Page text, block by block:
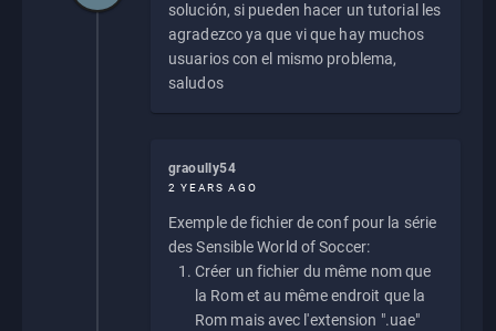
solución, si pueden hacer un tutorial les
agradezco ya que vi que hay muchos
usuarios con el mismo problema,
saludos
graoully54
2 YEARS AGO
Exemple de fichier de conf pour la série
des Sensible World of Soccer:
Créer un fichier du même nom que
la Rom et au même endroit que la
Rom mais avec l'extension ".uae"